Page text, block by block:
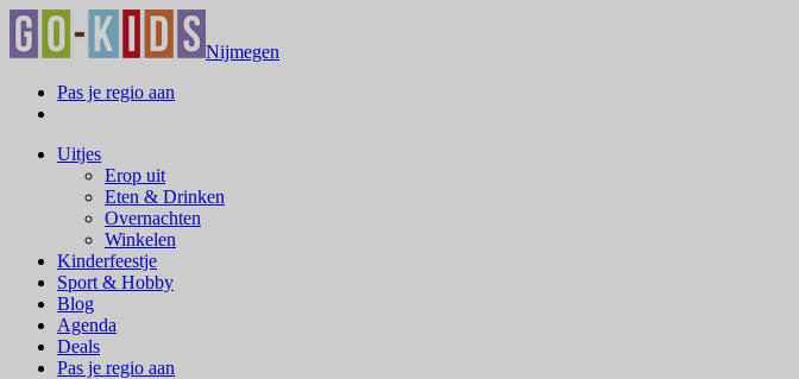
Nijmegen
Pas je regio aan
Uitjes
Erop uit
Eten & Drinken
Overnachten
Winkelen
Kinderfeestje
Sport & Hobby
Blog
Agenda
Deals
Pas je regio aan